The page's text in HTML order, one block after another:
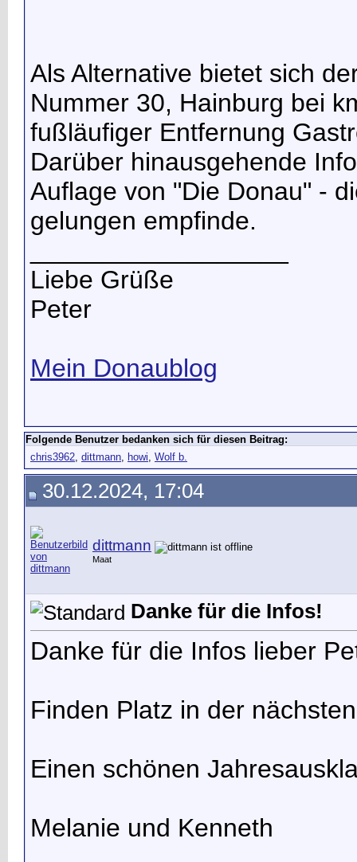
Als Alternative bietet sich
Nummer 30, Hainburg bei
fußläufiger Entfernung
Darüber hinausgehende
Auflage von "Die Donau" -
gelungen empfinde.
Liebe Grüße
Peter
Mein Donaublog
Folgende Benutzer bedanken sich für diesen Beitrag:
chris3962, dittmann, howi, Wolf b.
30.12.2024, 17:04
dittmann
Maat
Danke für die Infos!
Danke für die Infos lieber
Finden Platz in der
Einen schönen
Melanie und Kenneth